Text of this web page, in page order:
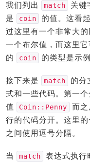
我们列出
match
关键
是
coin 的值。这看
过这里有一个非常大
一个布尔值，而这里
的
coin 的类型是示
接下来是 match
的分
式和一些代码。第一
值
Coin::Penny 而之
行的代码分开。这里
之间使用逗号分隔。
当 match
表达式执行